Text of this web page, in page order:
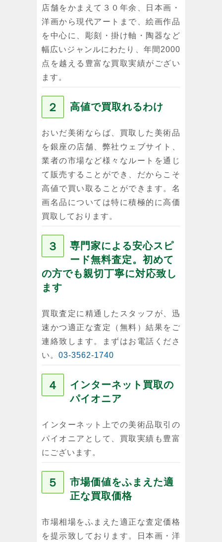
店舗をかまえて３０年余、日本画・
洋画から現代アートまで、絵画作品
を中心に、彫刻・掛け軸・陶器など
幅広いジャンルにわたり、年間2000
点を越える豊富な買取実績がござい
ます。
２ 高値で買取れるわけ
おいだ美術ならば、買取した美術品
を銀座の店舗、弊社ウェブサイト、
業者の市場など様々なルートを通じ
て販売することができ、だからこそ
高値で買い取ることができます。名
画名品については特に積極的に高価
買取しております。
３
専門家による安心スピ
ード無料査定。初めて
の方でも親切丁寧に対応致し
ます
買取査定に精通したスタッフが、迅
速かつ適正な査定（無料）結果をご
連絡致します。まずはお電話くださ
い。 03-3562-1740
４
インターネット買取の
パイオニア
インターネット上での美術品取引の
パイオニアとして、買取実績も豊富
にございます。
５
市場価値をふまえた適
正な買取価格
市場相場をふまえた適正な査定価格
を提示致しております。日本画・洋